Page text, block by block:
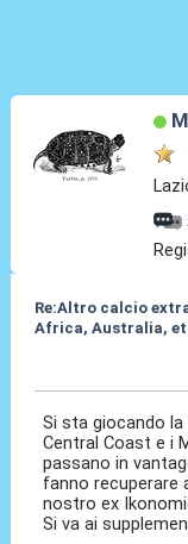
Re:Altro calcio
Africa, Australia,
Si sta giocando
Central Coast e i
passano in
fanno recuperare
nostro ex
Si va ai